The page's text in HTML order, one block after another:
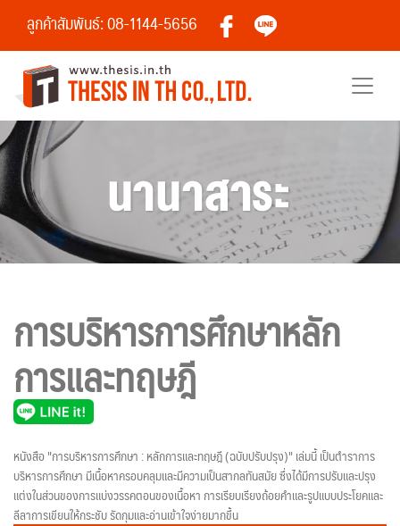
ลูกค้าสัมพันธ์: 08-1144-5656
การบริหารการศึกษาหลัก
การและทฤษฎี
หนังสือ "การบริหารการศึกษา : หลักการและทฤษฎี (ฉบับปรับปรุง)" เล่มนี้ เป็นตำราการ
บริหารการศึกษา มีเนื้อหาครอบคลุมและมีความเป็นสากลทันสมัย ซึ่งได้มีการปรับและปรุง
แต่งในส่วนของการแบ่งวรรคตอนของเนื้อหา การเรียบเรียงถ้อยคำและรูปแบบประโยคและ
ลีลาการเขียนให้กระชับ รัดกุมและอ่านเข้าใจง่ายมากขึ้น